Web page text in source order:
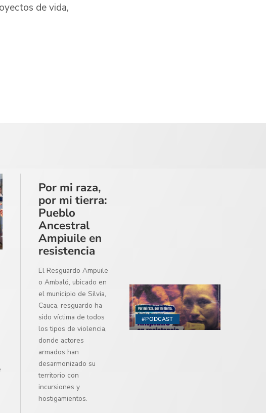
de vida,
#PODCAST
Por mi raza,
por mi tierra:
Pueblo
Ancestral
Ampiuile en
resistencia
El Resguardo Ampuile
o Ambaló, ubicado en
el municipio de Silvia,
Cauca, resguardo ha
sido víctima de todos
los tipos de violencia,
donde actores
armados han
desarmonizado su
territorio con
incursiones y
hostigamientos.